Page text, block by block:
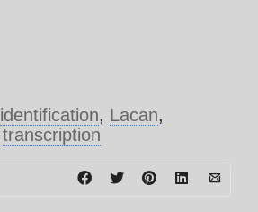
identification, Lacan,
transcription